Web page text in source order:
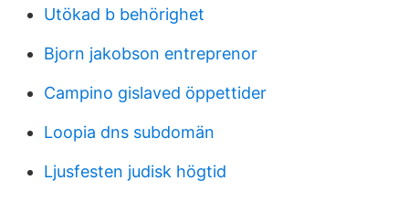
Utökad b behörighet
Bjorn jakobson entreprenor
Campino gislaved öppettider
Loopia dns subdomän
Ljusfesten judisk högtid